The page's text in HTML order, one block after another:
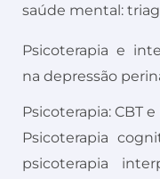
saúde mental:
Psicoterapia e
na depressão
Psicoterapia: CBT
Psicoterapia
psicoterapia